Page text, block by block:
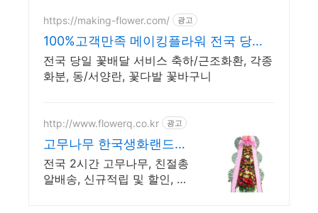
https://making-flower.com/ 광고
100%고객만족 메이킹플라워 전국 당일
배송 꽃배달서비스
전국 당일 꽃배달 서비스 축하/근조화환, 각종
화분, 동/서양란, 꽃다발 꽃바구니
http://www.flowerq.co.kr 광고
고무나무 한국생화랜드
전국 꽃배달 2시간배송
전국 2시간 고무나무, 친절총
알배송, 신규적립 및 할인, 백